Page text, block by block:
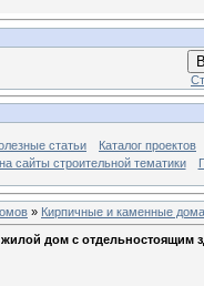
статьи
Каталог проектов
сайты строительной тематики
» Кирпичные и каменные дома
дом с отдельностоящим